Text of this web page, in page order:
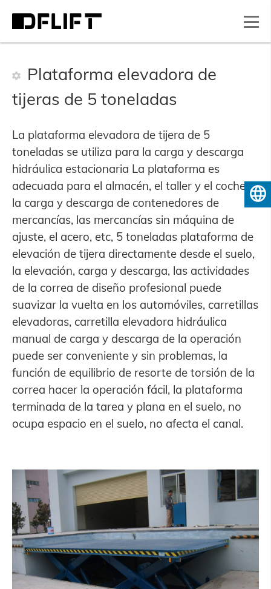
Plataforma elevadora de
tijeras de 5 toneladas
La plataforma elevadora de tijera de 5
toneladas se utiliza para la carga y descarga
hidráulica estacionaria La plataforma es
adecuada para el almacén, el taller y el coche,
la carga y descarga de contenedores de
mercancías, las mercancías sin máquina de
ajuste, el acero, etc, 5 toneladas plataforma de
elevación de tijera directamente desde el suelo,
la elevación, carga y descarga, las actividades
de la correa de diseño profesional puede
suavizar la vuelta en los automóviles, carretillas
elevadoras, carretilla elevadora hidráulica
manual de carga y descarga de la operación
puede ser conveniente y sin problemas, la
función de equilibrio de resorte de torsión de la
correa hacer la operación fácil, la plataforma
terminada de la tarea y plana en el suelo, no
ocupa espacio en el suelo, no afecta el canal.
Español